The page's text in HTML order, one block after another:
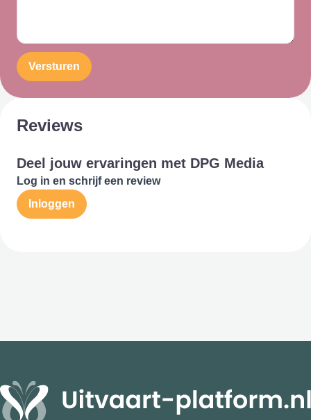
Versturen
Reviews
Deel jouw ervaringen met DPG Media
Log in en schrijf een review
Inloggen